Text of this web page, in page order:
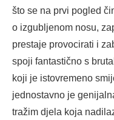
što se na prvi pogled
o izgubljenom nosu,
prestaje provocirati i
spoji fantastično s
koji je istovremeno
jednostavno je
tražim djela koja